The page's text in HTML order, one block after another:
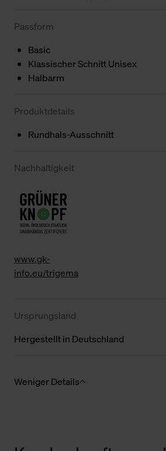
Passform
Basic
Klassischer Schnitt Unisex
Halbarm
Produktdetails
Rundhals-Ausschnitt
Nachhaltigkeit
www.gk-
info.eu/trigema
Ursprungsland
Hergestellt in Deutschland
Weniger Details